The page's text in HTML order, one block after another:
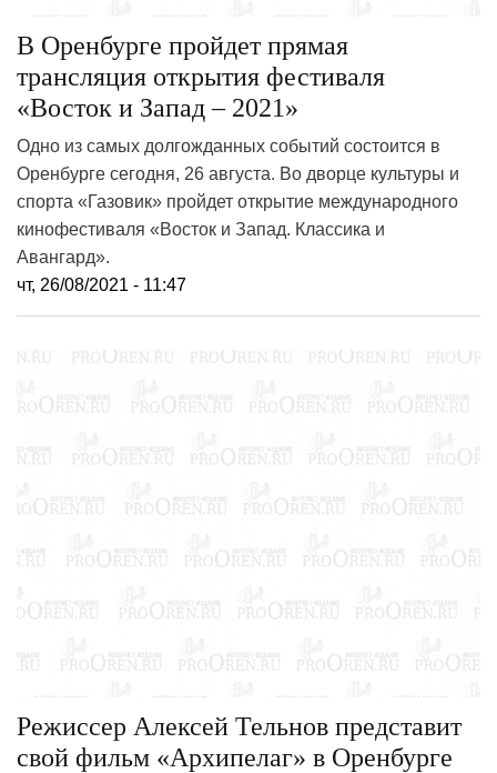
В Оренбурге пройдет прямая
трансляция открытия фестиваля
«Восток и Запад – 2021»
Одно из самых долгожданных событий состоится в
Оренбурге сегодня, 26 августа. Во дворце культуры и
спорта «Газовик» пройдет открытие международного
кинофестиваля «Восток и Запад. Классика и
Авангард».
чт, 26/08/2021 - 11:47
Режиссер Алексей Тельнов представит
свой фильм «Архипелаг» в Оренбурге